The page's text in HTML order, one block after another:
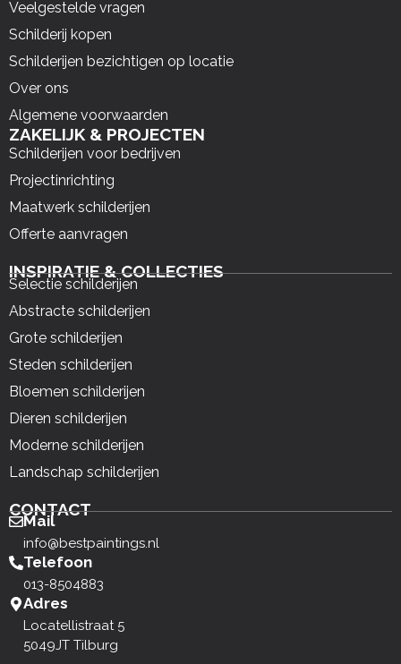
Veelgestelde vragen
Schilderij kopen
Schilderijen bezichtigen op locatie
Over ons
Algemene voorwaarden
ZAKELIJK & PROJECTEN
Schilderijen voor bedrijven
Projectinrichting
Maatwerk schilderijen
Offerte aanvragen
INSPIRATIE & COLLECTIES
Selectie schilderijen
Abstracte schilderijen
Grote schilderijen
Steden schilderijen
Bloemen schilderijen
Dieren schilderijen
Moderne schilderijen
Landschap schilderijen
CONTACT
Mail
info@bestpaintings.nl
Telefoon
013-8504883
Adres
Locatellistraat 5
5049JT Tilburg